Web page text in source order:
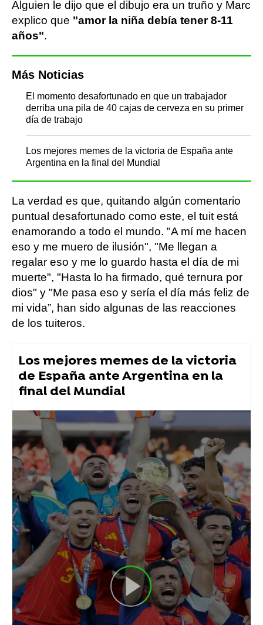
Alguien le dijo que el dibujo era un truño y Marc
explico que "amor la niña debía tener 8-11
años".
Más Noticias
El momento desafortunado en que un trabajador
derriba una pila de 40 cajas de cerveza en su primer
día de trabajo
Los mejores memes de la victoria de España ante
Argentina en la final del Mundial
La verdad es que, quitando algún comentario
puntual desafortunado como este, el tuit está
enamorando a todo el mundo. "A mí me hacen
eso y me muero de ilusión", "Me llegan a
regalar eso y me lo guardo hasta el día de mi
muerte", "Hasta lo ha firmado, qué ternura por
dios" y "Me pasa eso y sería el día más feliz de
mi vida”, han sido algunas de las reacciones
de los tuiteros.
Los mejores memes de la victoria
de España ante Argentina en la
final del Mundial